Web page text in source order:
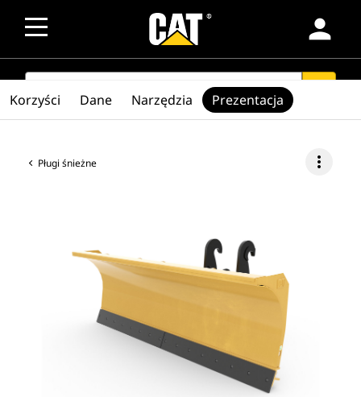
person
SEARCH
Pługi śnieżne more_vert
Korzyści Dane Narzędzia Prezentacja